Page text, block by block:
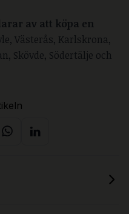
av att köpa en
Västerås, Karlskrona,
Skövde, Södertälje och